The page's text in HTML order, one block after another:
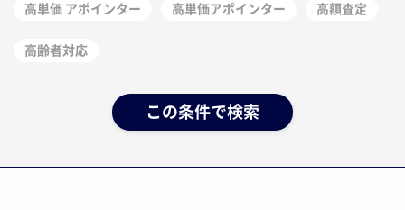
高単価 アポインター 高単価アポインター 高額査定
高齢者対応
この条件で検索